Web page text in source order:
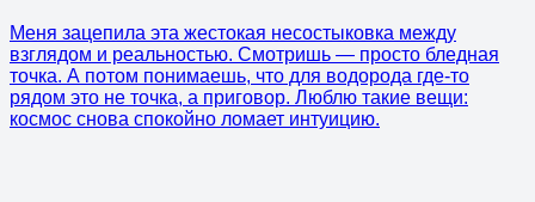
Меня зацепила эта жестокая несостыковка между
взглядом и реальностью. Смотришь — просто бледная
точка. А потом понимаешь, что для водорода где-то
рядом это не точка, а приговор. Люблю такие вещи:
космос снова спокойно ломает интуицию.